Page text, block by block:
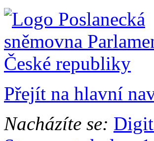
Přejít na hlavní
Nacházíte se: